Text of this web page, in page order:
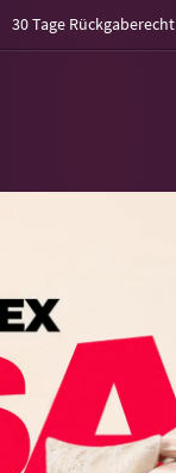
30 Tage Rückgaberecht